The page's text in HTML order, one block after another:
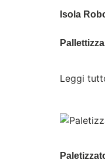
Isola
Leggi